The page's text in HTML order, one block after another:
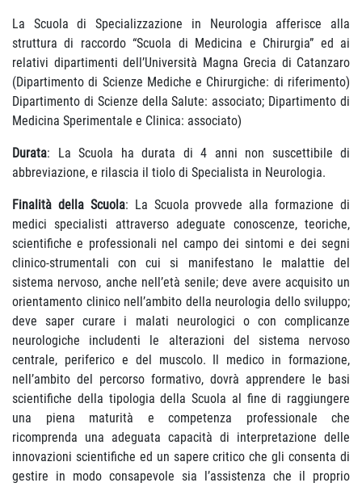
La Scuola di Specializzazione in Neurologia afferisce alla
struttura di raccordo “Scuola di Medicina e Chirurgia” ed ai
relativi dipartimenti dell’Università Magna Grecia di Catanzaro
(Dipartimento di Scienze Mediche e Chirurgiche: di riferimento)
Dipartimento di Scienze della Salute: associato; Dipartimento di
Medicina Sperimentale e Clinica: associato)
Durata: La Scuola ha durata di 4 anni non suscettibile di
abbreviazione, e rilascia il tiolo di Specialista in Neurologia.
Finalità della Scuola: La Scuola provvede alla formazione di
medici specialisti attraverso adeguate conoscenze, teoriche,
scientifiche e professionali nel campo dei sintomi e dei segni
clinico-strumentali con cui si manifestano le malattie del
sistema nervoso, anche nell’età senile; deve avere acquisito un
orientamento clinico nell’ambito della neurologia dello sviluppo;
deve saper curare i malati neurologici o con complicanze
neurologiche includenti le alterazioni del sistema nervoso
centrale, periferico e del muscolo. Il medico in formazione,
nell’ambito del percorso formativo, dovrà apprendere le basi
scientifiche della tipologia della Scuola al fine di raggiungere
una piena maturità e competenza professionale che
ricomprenda una adeguata capacità di interpretazione delle
innovazioni scientifiche ed un sapere critico che gli consenta di
gestire in modo consapevole sia l’assistenza che il proprio